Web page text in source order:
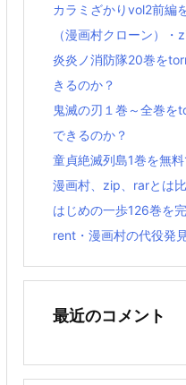
カラミざかりvol2前編
（漫画村クローン）
炎炎ノ消防隊20巻を
きるのか？
鬼滅の刃１巻～全巻を
できるのか？
童貞絶滅列島1巻を無
漫画村、zip、rarとは
はじめの一歩126巻を
rent・漫画村の代役発
最近のコメント